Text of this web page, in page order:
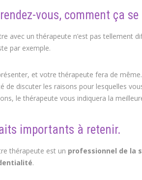
vous, comment ça se
avec un thérapeute n’est pas tellement
par exemple.
et votre thérapeute fera de
de discuter les raisons pour lesquelles
le thérapeute vous indiquera la
importants à retenir.
thérapeute est un professionnel de la
.